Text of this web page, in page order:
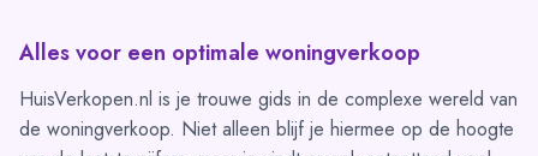
Alles voor een optimale woningverkoop
HuisVerkopen.nl is je trouwe gids in de complexe wereld van
de woningverkoop. Niet alleen blijf je hiermee op de hoogte